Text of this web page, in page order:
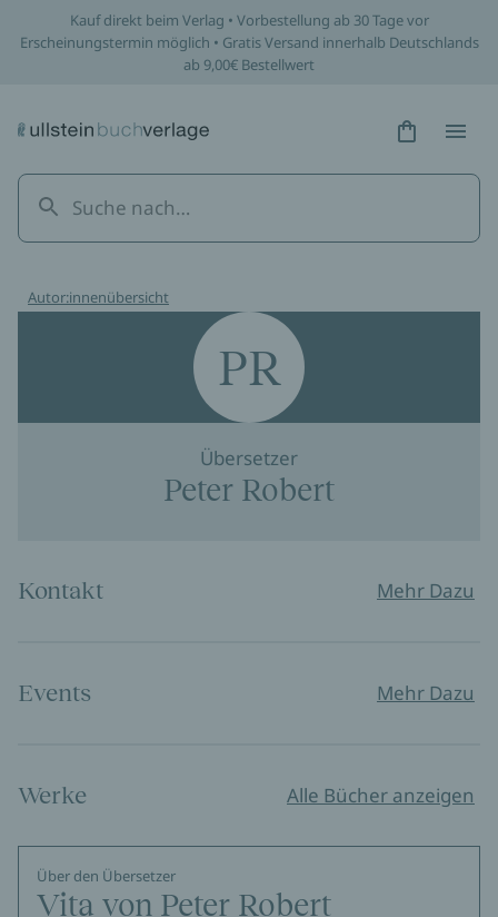
Kauf direkt beim Verlag • Vorbestellung ab 30 Tage vor
Erscheinungstermin möglich • Gratis Versand innerhalb Deutschlands
ab 9,00€ Bestellwert
Hidden
Autor:innenübersicht
PR
Übersetzer
Peter Robert
Kontakt Mehr Dazu
Events Mehr Dazu
Werke Alle Bücher anzeigen
Über den Übersetzer
Vita von Peter Robert